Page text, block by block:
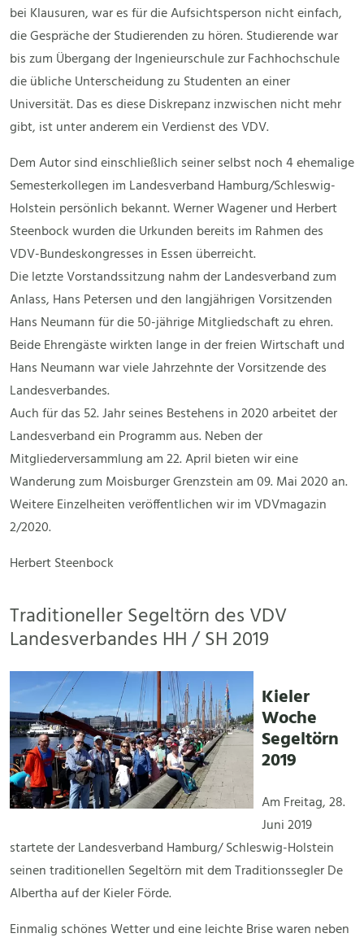
bei Klausuren, war es für die Aufsichtsperson nicht einfach,
die Gespräche der Studierenden zu hören. Studierende war
bis zum Übergang der Ingenieurschule zur Fachhochschule
die übliche Unterscheidung zu Studenten an einer
Universität. Das es diese Diskrepanz inzwischen nicht mehr
gibt, ist unter anderem ein Verdienst des VDV.
Dem Autor sind einschließlich seiner selbst noch 4 ehemalige
Semesterkollegen im Landesverband Hamburg/Schleswig-
Holstein persönlich bekannt. Werner Wagener und Herbert
Steenbock wurden die Urkunden bereits im Rahmen des
VDV-Bundeskongresses in Essen überreicht.
Die letzte Vorstandssitzung nahm der Landesverband zum
Anlass, Hans Petersen und den langjährigen Vorsitzenden
Hans Neumann für die 50-jährige Mitgliedschaft zu ehren.
Beide Ehrengäste wirkten lange in der freien Wirtschaft und
Hans Neumann war viele Jahrzehnte der Vorsitzende des
Landesverbandes.
Auch für das 52. Jahr seines Bestehens in 2020 arbeitet der
Landesverband ein Programm aus. Neben der
Mitgliederversammlung am 22. April bieten wir eine
Wanderung zum Moisburger Grenzstein am 09. Mai 2020 an.
Weitere Einzelheiten veröffentlichen wir im VDVmagazin
2/2020.
Herbert Steenbock
Traditioneller Segeltörn des VDV
Landesverbandes HH / SH 2019
Kieler
Woche
Segeltörn
2019
Am Freitag, 28.
Juni 2019
startete der Landesverband Hamburg/ Schleswig-Holstein
seinen traditionellen Segeltörn mit dem Traditionssegler De
Albertha auf der Kieler Förde.
Einmalig schönes Wetter und eine leichte Brise waren neben